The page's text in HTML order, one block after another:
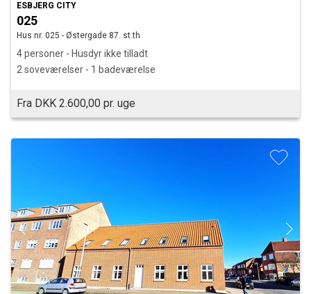
ESBJERG CITY
025
Hus nr. 025 - Østergade 87. st.th
4 personer - Husdyr ikke tilladt
2 soveværelser - 1 badeværelse
Fra DKK 2.600,00 pr. uge